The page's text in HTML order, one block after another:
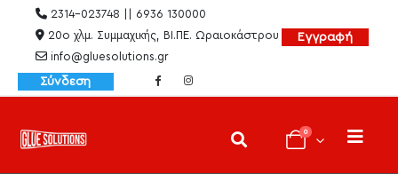
2314-023748 || 6936 130000
20ο χλμ. Συμμαχικής, ΒΙ.ΠΕ. Ωραιοκάστρου
info@gluesolutions.gr
Εγγραφή
Σύνδεση
0